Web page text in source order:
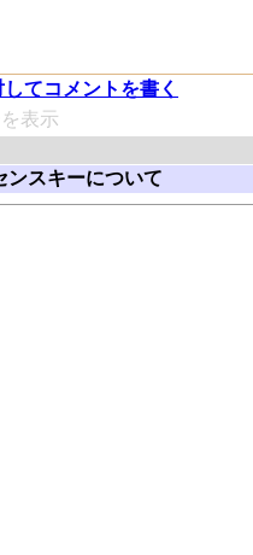
てコメントを書く
表示
ンスキーについて